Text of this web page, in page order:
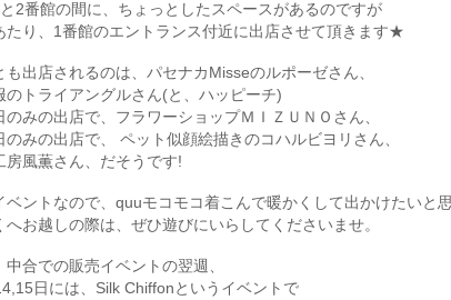
2番館の間に、ちょっとしたスペースがあるのですが
たり、1番館のエントランス付近に出店させて頂きます★
も出店されるのは、パセナカMisseのルポーゼさん、
のトライアングルさん(と、ハッピーチ)
のみの出店で、フラワーショップＭＩＺＵＮＯさん、
のみの出店で、 ペット似顔絵描きのコハルビヨリさん、
房風薫さん、だそうです!
ベントなので、quuモコモコ着こんで暖かくして出かけたいと思
へお越しの際は、ぜひ遊びにいらしてくださいませ。
中合での販売イベントの翌週、
日には、Silk Chiffonというイベントで